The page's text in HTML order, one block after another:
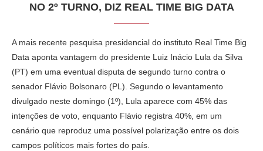
NO 2º TURNO, DIZ REAL TIME BIG DATA
A mais recente pesquisa presidencial do instituto Real Time Big
Data aponta vantagem do presidente Luiz Inácio Lula da Silva
(PT) em uma eventual disputa de segundo turno contra o
senador Flávio Bolsonaro (PL). Segundo o levantamento
divulgado neste domingo (1º), Lula aparece com 45% das
intenções de voto, enquanto Flávio registra 40%, em um
cenário que reproduz uma possível polarização entre os dois
campos políticos mais fortes do país.